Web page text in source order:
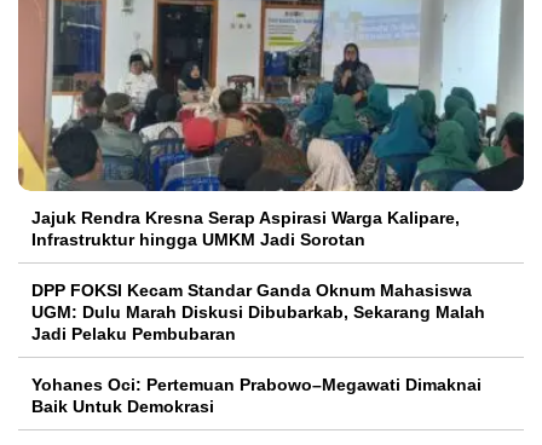
Jajuk Rendra Kresna Serap Aspirasi Warga Kalipare,
Infrastruktur hingga UMKM Jadi Sorotan
DPP FOKSI Kecam Standar Ganda Oknum Mahasiswa
UGM: Dulu Marah Diskusi Dibubarkab, Sekarang Malah
Jadi Pelaku Pembubaran
Yohanes Oci: Pertemuan Prabowo–Megawati Dimaknai
Baik Untuk Demokrasi